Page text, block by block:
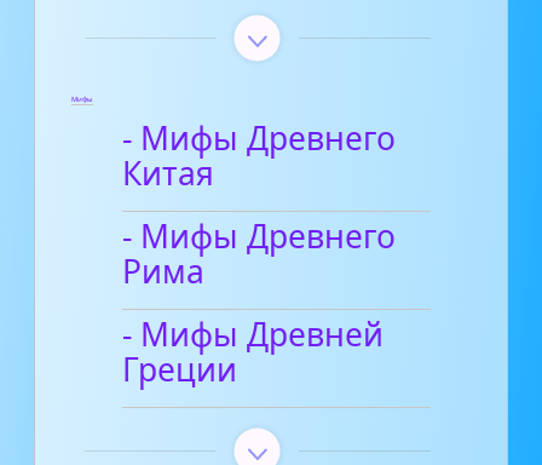
Мифы
- Мифы Древнего
Китая
- Мифы Древнего
Рима
- Мифы Древней
Греции